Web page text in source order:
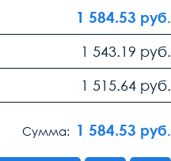
1 584.53 руб.
1 543.19 руб.
1 515.64 руб.
Сумма: 1 584.53 руб.